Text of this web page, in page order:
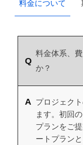
料金について
料金体系、
か？
プロジェク
ます。初回
プランをご
ートプラン